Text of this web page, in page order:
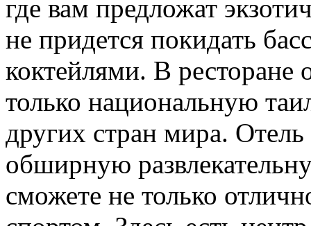
где вам предложат
не придется покидать
коктейлями. В ресторане
только национальную
других стран мира.
обширную
сможете не только